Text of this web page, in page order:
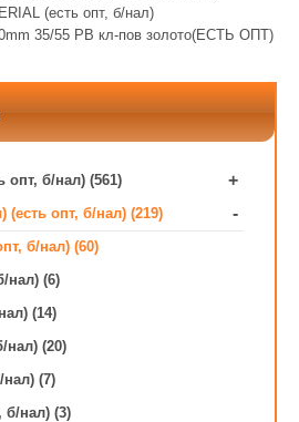
(есть опт, б/нал)
35/55 PB кл-пов золото(ЕСТЬ ОПТ)
опт, б/нал) (561) +
опт, б/нал) (219) -
б/нал) (60)
нал) (6)
(14)
нал) (20)
нал) (7)
б/нал) (3)